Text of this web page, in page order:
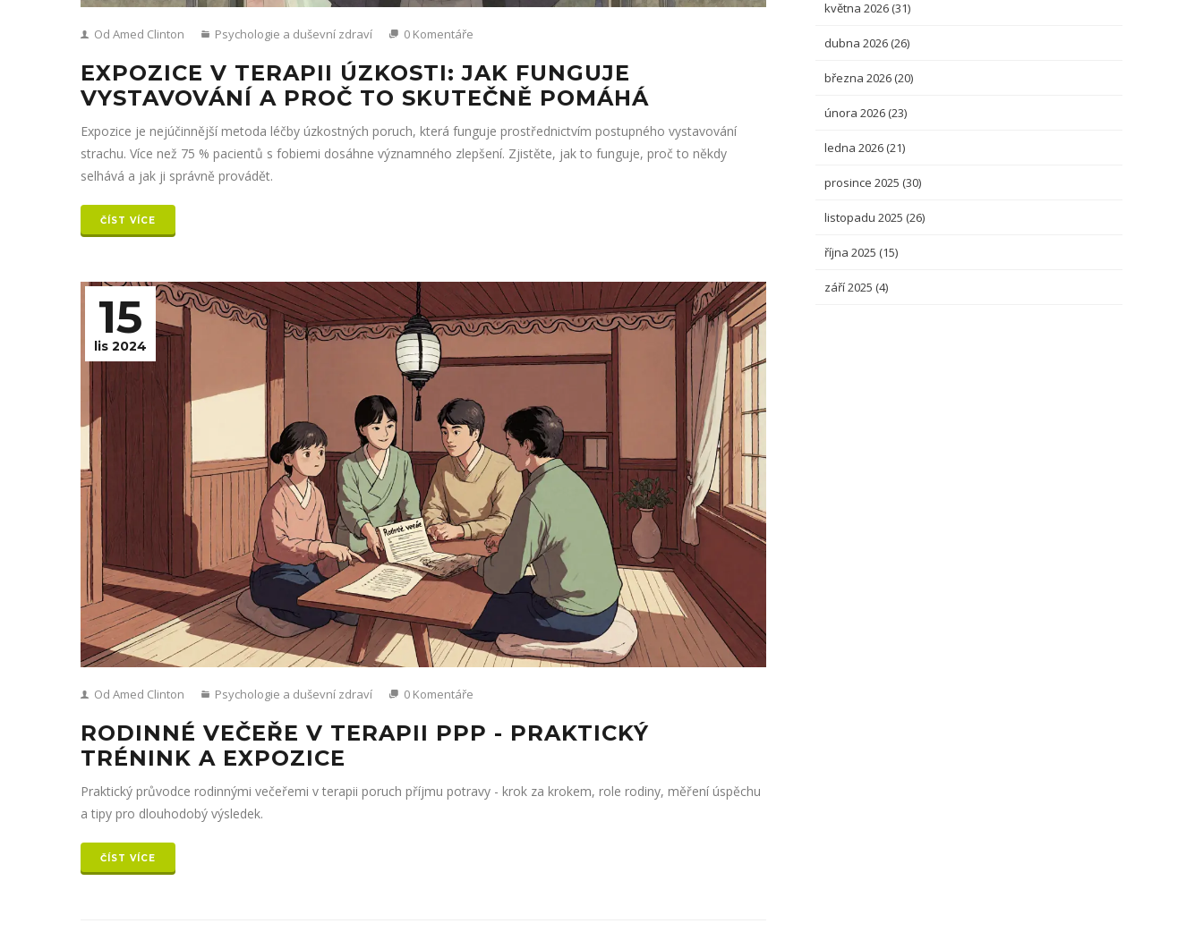
Od Amed Clinton Psychologie a duševní zdraví 0 Komentáře
EXPOZICE V TERAPII ÚZKOSTI: JAK FUNGUJE
VYSTAVOVÁNÍ A PROČ TO SKUTEČNĚ POMÁHÁ
Expozice je nejúčinnější metoda léčby úzkostných poruch, která funguje prostřednictvím postupného vystavování
strachu. Více než 75 % pacientů s fobiemi dosáhne významného zlepšení. Zjistěte, jak to funguje, proč to někdy
selhává a jak ji správně provádět.
ČÍST VÍCE
15
lis 2024
Od Amed Clinton Psychologie a duševní zdraví 0 Komentáře
RODINNÉ VEČEŘE V TERAPII PPP - PRAKTICKÝ
TRÉNINK A EXPOZICE
Praktický průvodce rodinnými večeřemi v terapii poruch příjmu potravy - krok za krokem, role rodiny, měření úspěchu
a tipy pro dlouhodobý výsledek.
ČÍST VÍCE
května 2026 (31)
dubna 2026 (26)
března 2026 (20)
února 2026 (23)
ledna 2026 (21)
prosince 2025 (30)
listopadu 2025 (26)
října 2025 (15)
září 2025 (4)